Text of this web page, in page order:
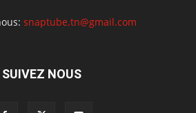
snaptube.tn@gmail.com
SUIVEZ NOUS